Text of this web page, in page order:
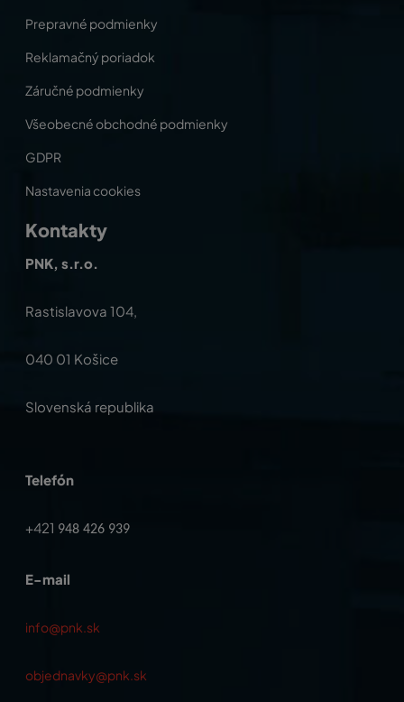
Prepravné podmienky
Reklamačný poriadok
Záručné podmienky
Všeobecné obchodné podmienky
GDPR
Nastavenia cookies
Kontakty
PNK, s.r.o.
Rastislavova 104,
040 01 Košice
Slovenská republika
Telefón
+421 948 426 939
E-mail
info@pnk.sk
objednavky@pnk.sk